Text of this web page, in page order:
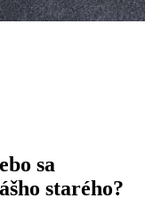
sa
starého?